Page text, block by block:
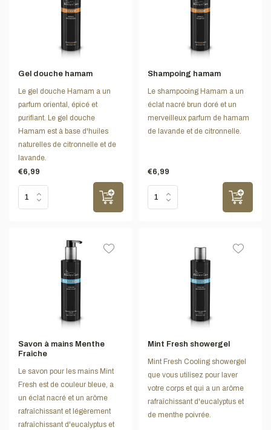
Gel douche hamam
Le gel douche Hamam a un
parfum oriental, épicé et
purifiant. Le gel douche
Hamam est à base d'huiles
naturelles de citronnelle et de
lavande.
€6,99
Shampoing hamam
Le shampooing Hamam a un
éclat nacré brun doré et un
merveilleux parfum de hamam
de lavande et de citronnelle.
€6,99
Savon à mains Menthe
Fraîche
Le savon pour les mains Mint
Fresh est de couleur bleue, a
un éclat nacré et un arôme
rafraîchissant et légèrement
rafraîchissant d'eucalyptus et
Mint Fresh showergel
Mint Fresh Cooling showergel
que vous utilisez pour laver
votre corps et qui a un arôme
rafraîchissant d'eucalyptus et
de menthe poivrée.